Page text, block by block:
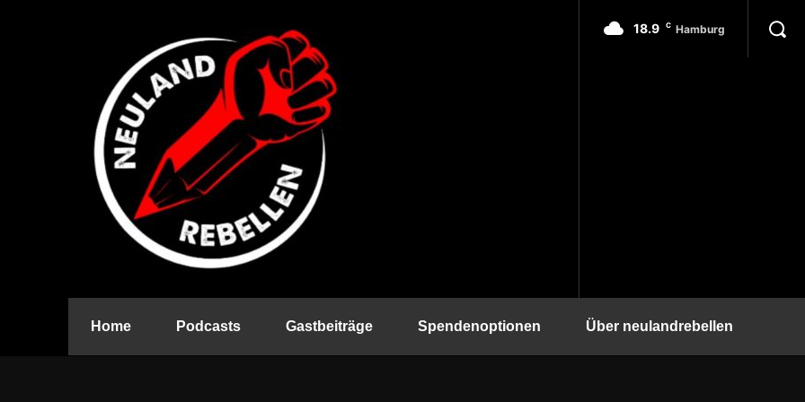
18.9 C Hamburg
Home Podcasts Gastbeiträge Spendenoptionen Über neulandrebellen